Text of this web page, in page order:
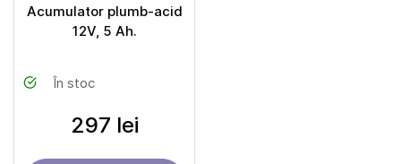
Acumulator plumb-acid
12V, 5 Ah.
În stoc
297 lei